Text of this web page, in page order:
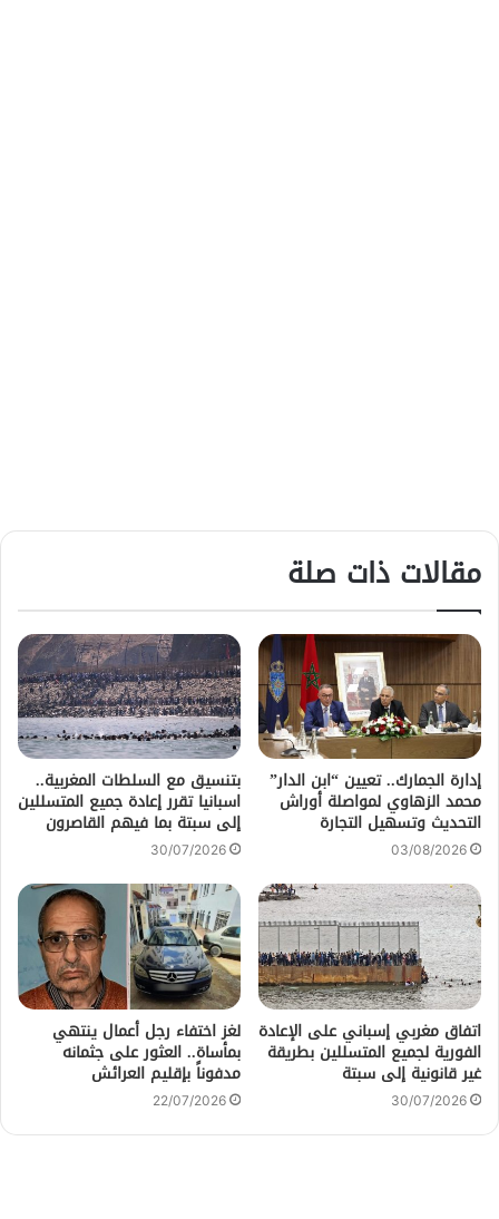
مقالات ذات صلة
إدارة الجمارك.. تعيين “ابن الدار”
محمد الزهاوي لمواصلة أوراش
التحديث وتسهيل التجارة
03/08/2026
بتنسيق مع السلطات المغربية..
اسبانيا تقرر إعادة جميع المتسللين
إلى سبتة بما فيهم القاصرون
30/07/2026
اتفاق مغربي إسباني على الإعادة
الفورية لجميع المتسللين بطريقة
غير قانونية إلى سبتة
30/07/2026
لغز اختفاء رجل أعمال ينتهي
بمأساة.. العثور على جثمانه
مدفوناً بإقليم العرائش
22/07/2026